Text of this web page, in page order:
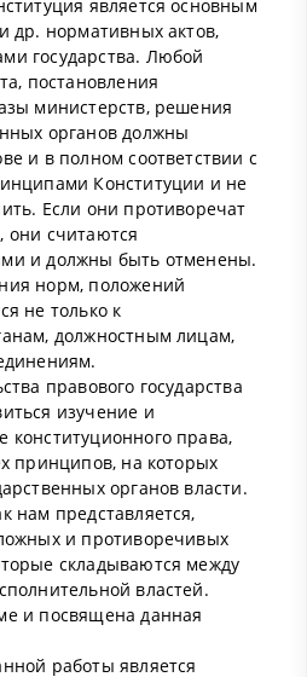
является основным
др. нормативных актов,
государства. Любой
постановления
министерств, решения
органов должны
и в полном соответствии с
Конституции и не
Если они противоречат
они считаются
и должны быть отменены.
норм, положений
не только к
должностным лицам,
правового государства
изучение и
конституционного права,
принципов, на которых
органов власти.
нам представляется,
и противоречивых
складываются между
властей.
и посвящена данная
работы является